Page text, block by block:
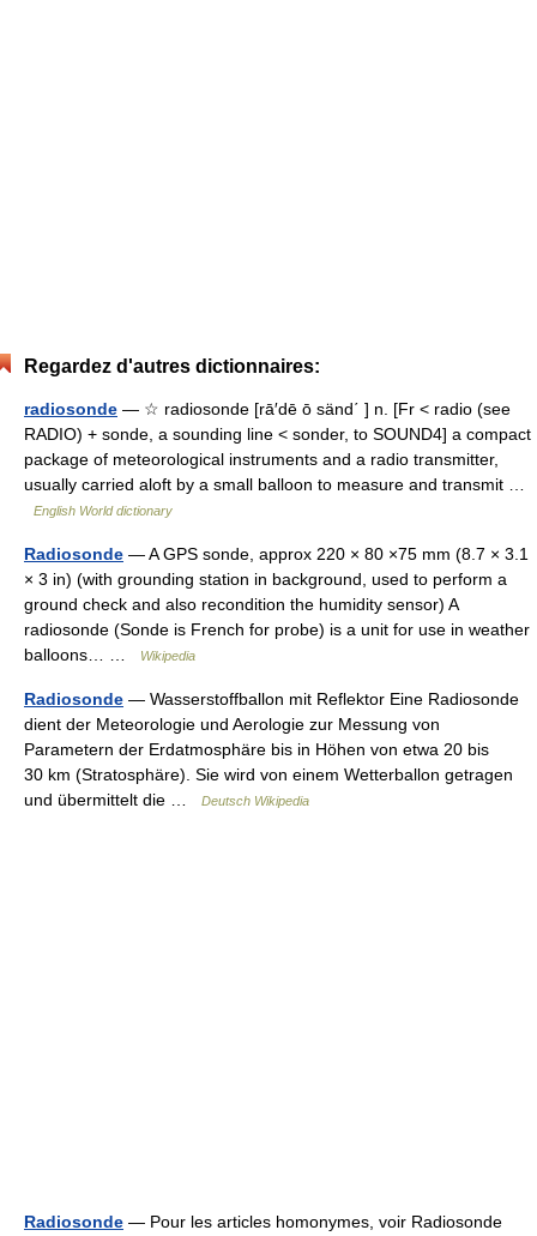
Regardez d'autres dictionnaires:
radiosonde — ☆ radiosonde [rā′dē ō sänd΄ ] n. [Fr < radio (see
RADIO) + sonde, a sounding line < sonder, to SOUND4] a compact
package of meteorological instruments and a radio transmitter,
usually carried aloft by a small balloon to measure and transmit …
English World dictionary
Radiosonde — A GPS sonde, approx 220 × 80 ×75 mm (8.7 × 3.1
× 3 in) (with grounding station in background, used to perform a
ground check and also recondition the humidity sensor) A
radiosonde (Sonde is French for probe) is a unit for use in weather
balloons… …
Wikipedia
Radiosonde — Wasserstoffballon mit Reflektor Eine Radiosonde
dient der Meteorologie und Aerologie zur Messung von
Parametern der Erdatmosphäre bis in Höhen von etwa 20 bis
30 km (Stratosphäre). Sie wird von einem Wetterballon getragen
und übermittelt die …
Deutsch Wikipedia
Radiosonde — Pour les articles homonymes, voir Radiosonde